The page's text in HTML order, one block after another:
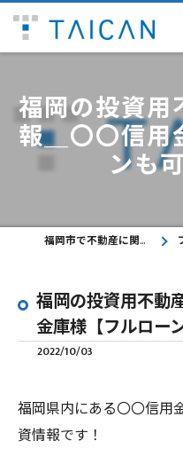
福岡の投資
報＿〇〇信用
ンも
福岡市で不動産に関するご相談ならTAICAN株式会社
福岡の投資用不動
金庫様【フルロー
2022/10/03
福岡県内にある〇〇信用
資情報です！